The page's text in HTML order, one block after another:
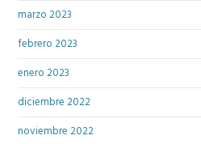
marzo 2023
febrero 2023
enero 2023
diciembre 2022
noviembre 2022